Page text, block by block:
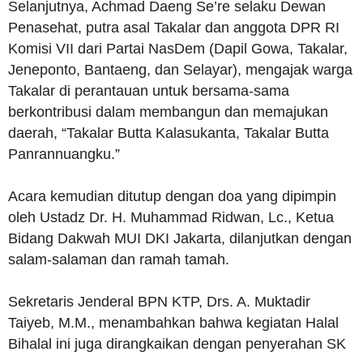
Selanjutnya, Achmad Daeng Se’re selaku Dewan
Penasehat, putra asal Takalar dan anggota DPR RI
Komisi VII dari Partai NasDem (Dapil Gowa, Takalar,
Jeneponto, Bantaeng, dan Selayar), mengajak warga
Takalar di perantauan untuk bersama-sama
berkontribusi dalam membangun dan memajukan
daerah, “Takalar Butta Kalasukanta, Takalar Butta
Panrannuangku.”
Acara kemudian ditutup dengan doa yang dipimpin
oleh Ustadz Dr. H. Muhammad Ridwan, Lc., Ketua
Bidang Dakwah MUI DKI Jakarta, dilanjutkan dengan
salam-salaman dan ramah tamah.
Sekretaris Jenderal BPN KTP, Drs. A. Muktadir
Taiyeb, M.M., menambahkan bahwa kegiatan Halal
Bihalal ini juga dirangkaikan dengan penyerahan SK